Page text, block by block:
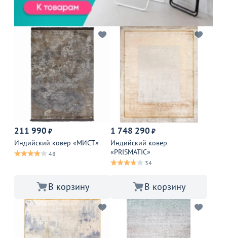
211 990 ₽
Индийский ковёр «МИСТ»
48
В корзину
1 748 290 ₽
Индийский ковёр
«PRISMATIC»
34
В корзину